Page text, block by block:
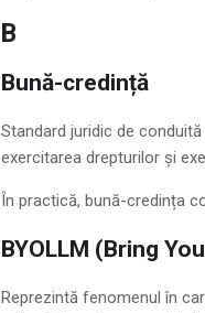
B
Bună-credință
Standard juridic de
exercitarea drepturilor și
În practică, bună-credința
BYOLLM (Bring
Reprezintă fenomenul în